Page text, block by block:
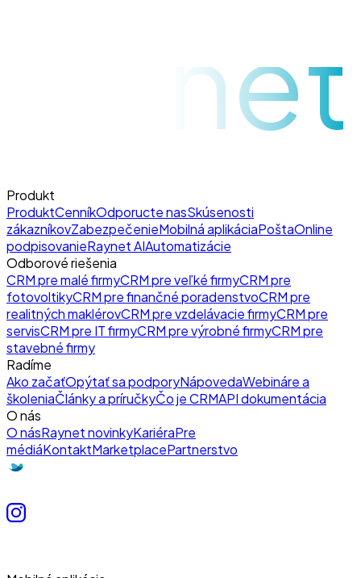
raynet
Produkt
ProduktCenníkOdporucte nasSkúsenosti
zákazníkovZabezpečenieMobilná aplikáciaPoštaOnline
podpisovanieRaynet AIAutomatizácie
Odborové riešenia
CRM pre malé firmyCRM pre veľké firmyCRM pre
fotovoltikyCRM pre finančné poradenstvoCRM pre
realitných maklérovCRM pre vzdelávacie firmyCRM pre
servisCRM pre IT firmyCRM pre výrobné firmyCRM pre
stavebné firmy
Radíme
Ako začaťOpýtať sa podporyNápovedaWebináre a
školeniaČlánky a príručkyČo je CRMAPI dokumentácia
O nás
O násRaynet novinkyKariéraPre
médiáKontaktMarketplacePartnerstvo